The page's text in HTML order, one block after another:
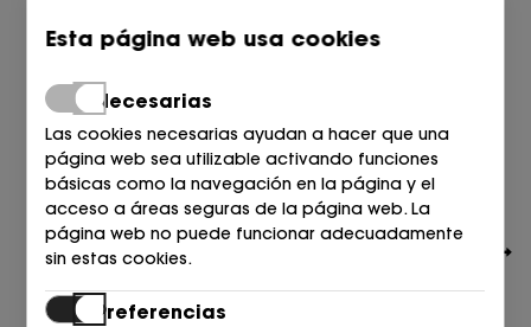
Esta página web usa cookies
Necesarias
Las cookies necesarias ayudan a hacer que una
página web sea utilizable activando funciones
básicas como la navegación en la página y el
acceso a áreas seguras de la página web. La
página web no puede funcionar adecuadamente
sin estas cookies.
Preferencias